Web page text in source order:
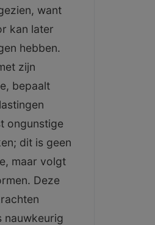
want
kan later
hebben.
zijn
bepaalt
ongunstige
dit is geen
maar volgt
Deze
nauwkeurig